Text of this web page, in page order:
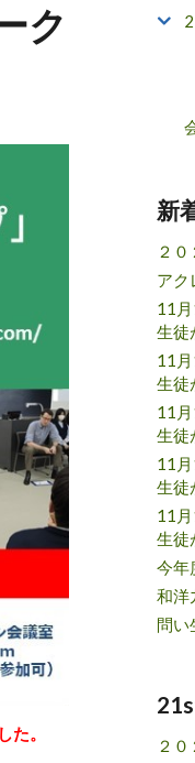
ク
。
新
２
アク
11
生徒
11
生徒
11
生徒
11
生徒
11
生徒
今年
和洋
問い
２